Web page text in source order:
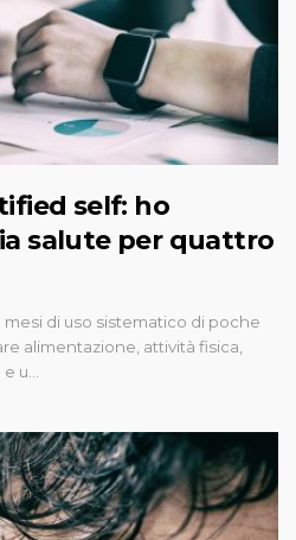
self: ho
salute per quattro
di uso sistematico di poche
alimentazione, attività fisica,
u…